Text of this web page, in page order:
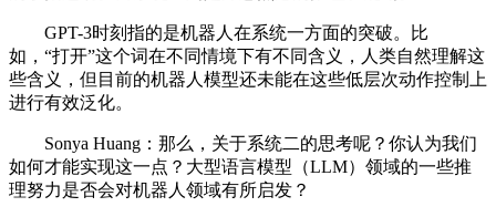
GPT-3时刻指的是机器人在系统一方面的突破。比
如，“打开”这个词在不同情境下有不同含义，人类自然理解这
些含义，但目前的机器人模型还未能在这些低层次动作控制上
进行有效泛化。
Sonya Huang：那么，关于系统二的思考呢？你认为我们
如何才能实现这一点？大型语言模型（LLM）领域的一些推
理努力是否会对机器人领域有所启发？